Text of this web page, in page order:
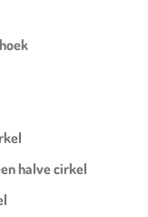
halve cirkel